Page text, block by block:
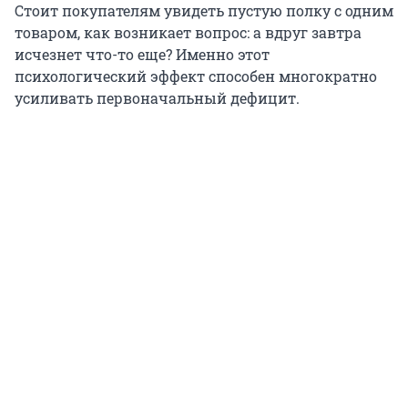
Стоит покупателям увидеть пустую полку с одним
товаром, как возникает вопрос: а вдруг завтра
исчезнет что-то еще? Именно этот
психологический эффект способен многократно
усиливать первоначальный дефицит.